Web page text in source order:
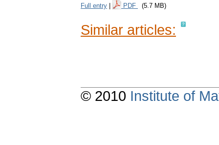
Full entry PDF (5.7 MB)
Similar articles:
© 2010 Institute of